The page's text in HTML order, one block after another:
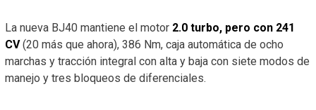
La nueva BJ40 mantiene el motor 2.0 turbo, pero con 241
CV(20 más que ahora), 386 Nm, caja automática de ocho
marchas y tracción integral con alta y baja con siete modos de
manejo y tres bloqueos de diferenciales.